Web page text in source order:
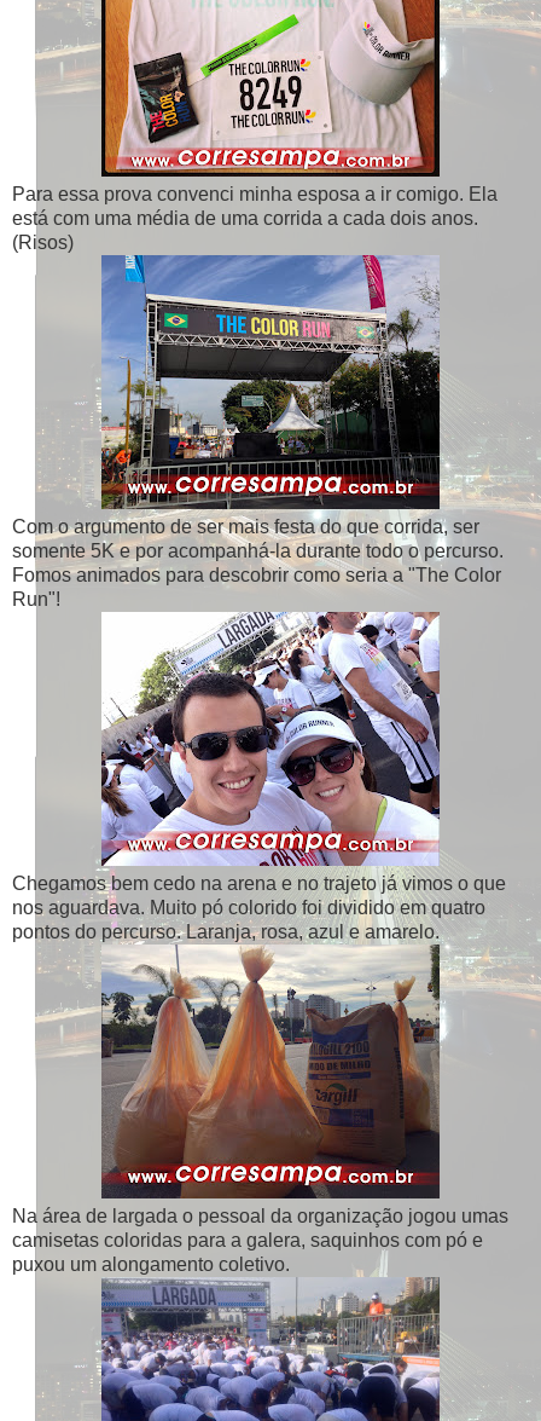
Para essa prova convenci minha esposa a ir comigo. Ela
está com uma média de uma corrida a cada dois anos.
(Risos)
Com o argumento de ser mais festa do que corrida, ser
somente 5K e por acompanhá-la durante todo o percurso.
Fomos animados para descobrir como seria a "The Color
Run"!
Chegamos bem cedo na arena e no trajeto já vimos o que
nos aguardava. Muito pó colorido foi dividido em quatro
pontos do percurso. Laranja, rosa, azul e amarelo.
Na área de largada o pessoal da organização jogou umas
camisetas coloridas para a galera, saquinhos com pó e
puxou um alongamento coletivo.